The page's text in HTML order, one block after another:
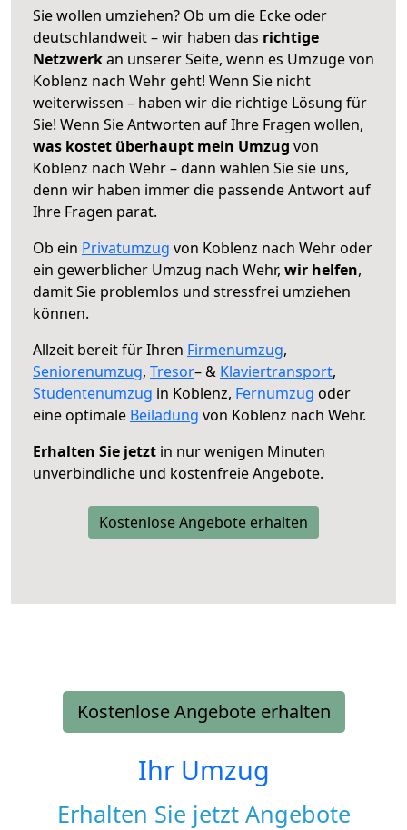
Sie wollen umziehen? Ob um die Ecke oder
deutschlandweit – wir haben das richtige
Netzwerkan unserer Seite, wenn es Umzüge von
Koblenz nach Wehr geht! Wenn Sie nicht
weiterwissen – haben wir die richtige Lösung für
Sie! Wenn Sie Antworten auf Ihre Fragen wollen,
was kostet überhaupt mein Umzug von
Koblenz nach Wehr – dann wählen Sie sie uns,
denn wir haben immer die passende Antwort auf
Ihre Fragen parat.
Ob ein Privatumzug von Koblenz nach Wehr oder
ein gewerblicher Umzug nach Wehr, wir helfen,
damit Sie problemlos und stressfrei umziehen
können.
Allzeit bereit für Ihren Firmenumzug,
Seniorenumzug, Tresor– & Klaviertransport,
Studentenumzug in Koblenz, Fernumzug oder
eine optimale Beiladung von Koblenz nach Wehr.
Erhalten Sie jetzt in nur wenigen Minuten
unverbindliche und kostenfreie Angebote.
Kostenlose Angebote erhalten
Kostenlose Angebote erhalten
Ihr Umzug
Erhalten Sie jetzt Angebote